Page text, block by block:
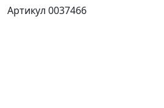
Артикул 0037466